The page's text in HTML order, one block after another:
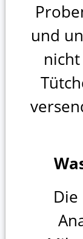
und